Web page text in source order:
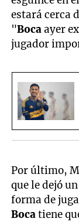
estará cerca
"Bocaayer
jugador
Por último,
que le dejó
forma de
Bocatiene